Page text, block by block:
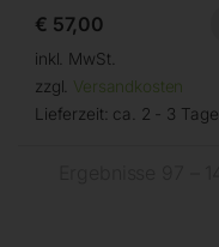
€ 57,00
inkl. MwSt.
zzgl. Versandkosten
Lieferzeit: ca. 2 - 3 Tage